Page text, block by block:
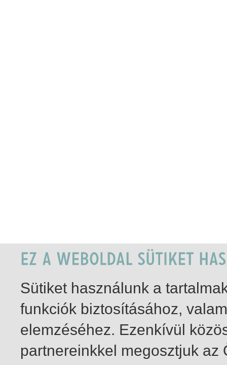
Sütiket használunk a
funkciók biztosításához,
elemzéséhez. Ezenkívül
partnereinkkel megosztjuk